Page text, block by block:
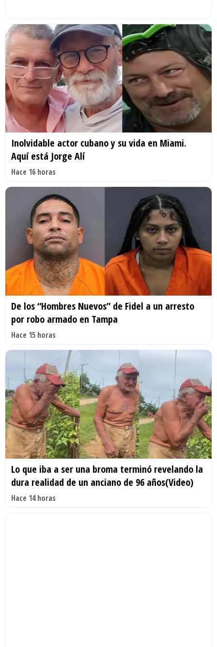
Inolvidable actor cubano y su vida en Miami.
Aquí está Jorge Alí
Hace 16 horas
De los “Hombres Nuevos” de Fidel a un arresto
por robo armado en Tampa
Hace 15 horas
Lo que iba a ser una broma terminó revelando la
dura realidad de un anciano de 96 años(Video)
Hace 14 horas